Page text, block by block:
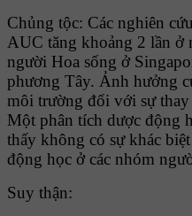
Chủng tộc: Các nghiên
AUC tăng khoảng 2 lần ở
người Hoa sống ở
phương Tây. Ảnh hưởng
môi trường đối với sự
Một phân tích dược động
thấy không có sự khác
động học ở các nhóm
Suy thận: